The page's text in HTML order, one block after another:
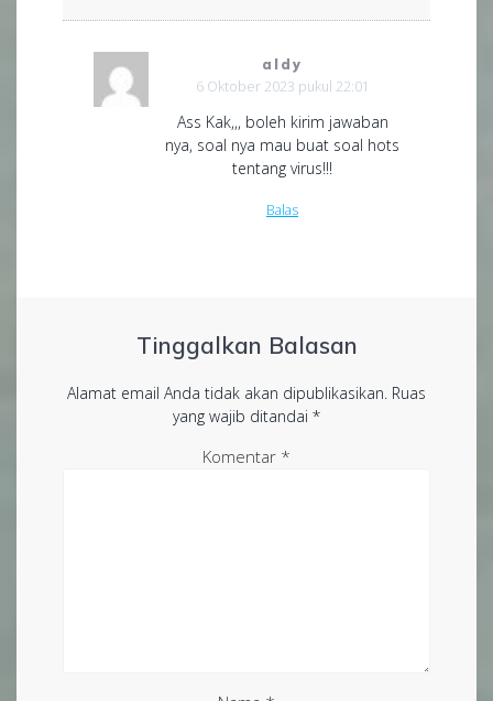
aldy
6 Oktober 2023 pukul 22:01
Ass Kak,,, boleh kirim jawaban
nya, soal nya mau buat soal hots
tentang virus!!!
Balas
Tinggalkan Balasan
Alamat email Anda tidak akan dipublikasikan. Ruas
yang wajib ditandai *
Komentar *